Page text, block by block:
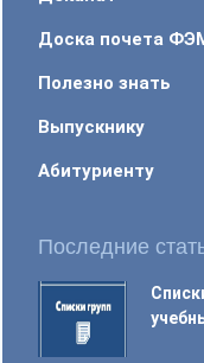
Доска почета
Полезно знать
Выпускнику
Абитуриенту
Последние